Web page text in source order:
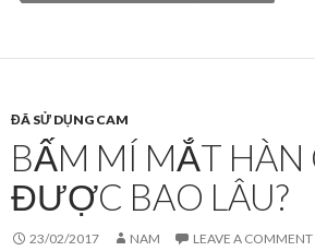
ĐÃ SỬ DỤNG CAM
BẤM MÍ MẮT HÀN
ĐƯỢC BAO LÂU?
23/02/2017 NAM LEAVE A COMMENT